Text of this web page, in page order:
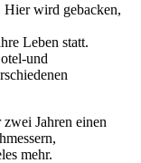
Hier wird gebacken,
Leben statt.
und
Jahren einen
mehr.